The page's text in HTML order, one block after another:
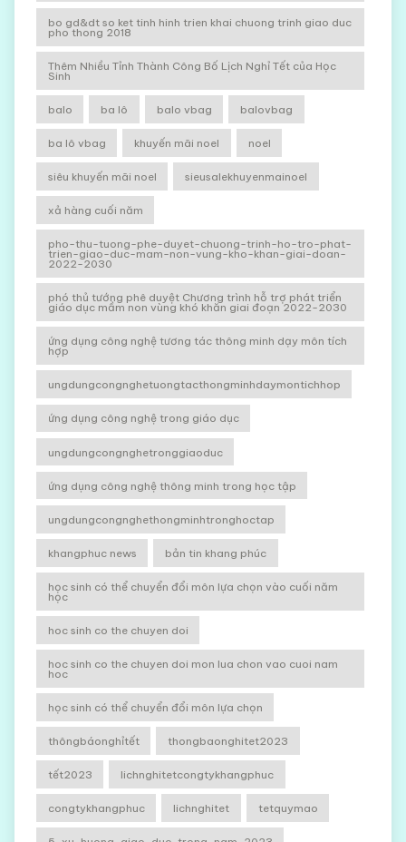
bo gd&dt so ket tinh hinh trien khai chuong trinh giao duc
pho thong 2018
Thêm Nhiều Tỉnh Thành Công Bố Lịch Nghỉ Tết của Học
Sinh
balo ba lô balo vbag balovbag
ba lô vbag khuyến mãi noel noel
siêu khuyến mãi noel sieusalekhuyenmainoel
xả hàng cuối năm
pho-thu-tuong-phe-duyet-chuong-trinh-ho-tro-phat-
trien-giao-duc-mam-non-vung-kho-khan-giai-doan-
2022-2030
phó thủ tướng phê duyệt Chương trình hỗ trợ phát triển
giáo dục mầm non vùng khó khăn giai đoạn 2022-2030
ứng dụng công nghệ tương tác thông minh dạy môn tích
hợp
ungdungcongnghetuongtacthongminhdaymontichhop
ứng dụng công nghệ trong giáo dục
ungdungcongnghetronggiaoduc
ứng dụng công nghệ thông minh trong học tập
ungdungcongnghethongminhtronghoctap
khangphuc news bản tin khang phúc
học sinh có thể chuyển đổi môn lựa chọn vào cuối năm
học
hoc sinh co the chuyen doi
hoc sinh co the chuyen doi mon lua chon vao cuoi nam
hoc
học sinh có thể chuyển đổi môn lựa chọn
thôngbáonghỉtết thongbaonghitet2023
tết2023 lichnghitetcongtykhangphuc
congtykhangphuc lichnghitet tetquymao